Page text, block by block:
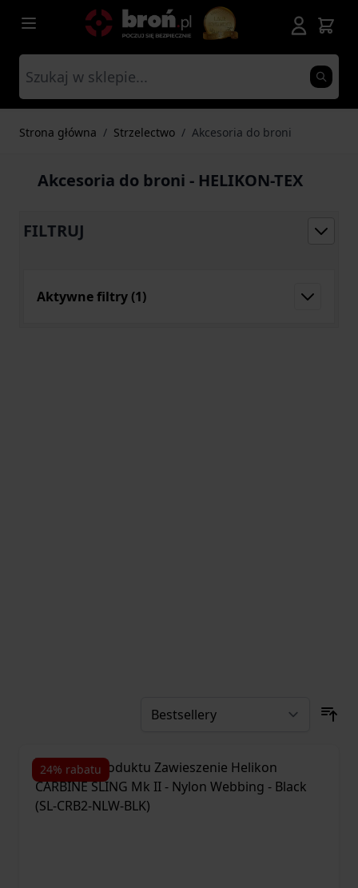
Przejdź do treści
Strona główna / Strzelectwo / Akcesoria do broni
Akcesoria do broni - HELIKON-TEX
FILTRUJ
Aktywne filtry (1)
24% rabatu